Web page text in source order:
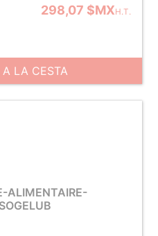
298,07 $MXH.T.
LA CESTA
ALIMENTAIRE-